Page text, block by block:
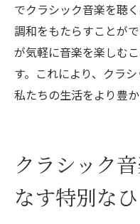
でクラシック音楽を聴
調和をもたらすことが
が気軽に音楽を楽しむ
す。これにより、クラ
私たちの生活をより豊か
クラシック
なす特別な